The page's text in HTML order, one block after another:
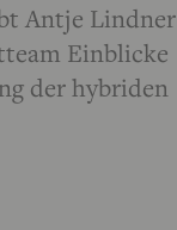
Antje Lindner
Einblicke
der hybriden